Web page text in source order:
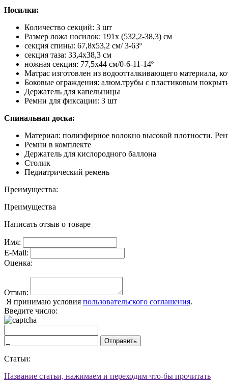
Носилки:
Количество секций: 3 шт
Размер ложа носилок: 191х (532,2-38,3) см
секция спины: 67,8х53,2 см/ 3-63º
секция таза: 33,4х38,3 см
ножная секция: 77,5х44 см/0-6-11-14º
Матрас изготовлен из водоотталкивающего материала,
Боковые ограждения: алюм.трубы с пластиковым
Держатель для капельницы
Ремни для фиксации: 3 шт
Спинальная доска:
Материал: полиэфирное волокно высокой плотности.
Ремни в комплекте
Держатель для кислородного баллона
Столик
Педиатрический ремень
Преимущества:
Преимущества
Написать отзыв о товаре
Имя:
E-Mail:
Оценка:
Отзыв:
Я принимаю условия пользовательского соглашения.
Введите число:
Отправить
Статьи:
Название статьи, нажимаем и переходим что-бы прочитать